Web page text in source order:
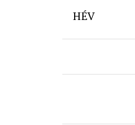
HÉV